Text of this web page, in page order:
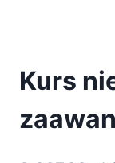
Kurs